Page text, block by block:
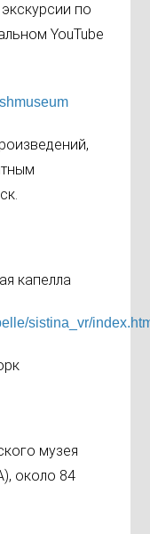
по
YouTube
капелла
sistina_vr/
музея
около 84